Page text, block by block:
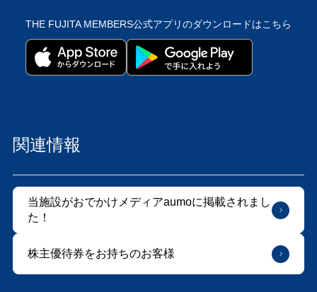
THE FUJITA MEMBERS公式アプリのダウンロードはこちら
関連情報
当施設がおでかけメディアaumoに掲載されまし
た！
株主優待券をお持ちのお客様